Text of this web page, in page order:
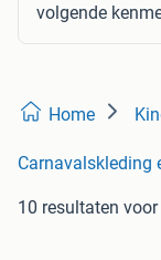
volgende
Home
Carnavalskleding
10 resultaten